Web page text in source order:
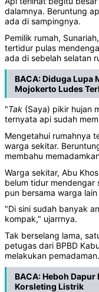
dalamnya. Beruntung
ada di sampingnya.
Pemilik rumah,
tertidur pulas
ada di sebelah selatan
BACA:Diduga Lupa
Mojokerto Ludes
"Tak (Saya) pikir hujan
ternyata api sudah
Mengetahui rumahnya
warga sekitar.
membahu
Warga sekitar, Abu
belum tidur mendengar
pun bersama warga
"Di sini sudah banyak
kompak," ujarrnya.
Tak berselang lama,
petugas dari BPBD
melakukan pemadaman.
BACA:Heboh Dapur
Korsleting Listrik